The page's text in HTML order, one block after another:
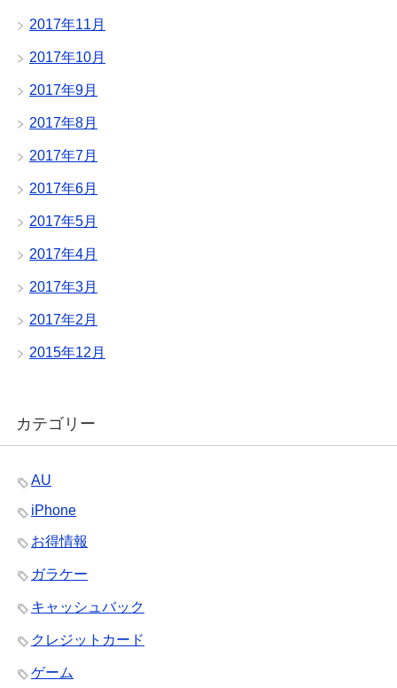
2017年11月
2017年10月
2017年9月
2017年8月
2017年7月
2017年6月
2017年5月
2017年4月
2017年3月
2017年2月
2015年12月
カテゴリー
AU
iPhone
お得情報
ガラケー
キャッシュバック
クレジットカード
ゲーム